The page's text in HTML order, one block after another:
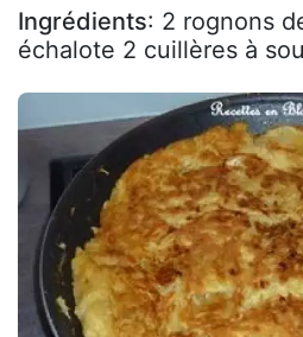
Ingrédients: 2 rognons
échalote 2 cuillères à